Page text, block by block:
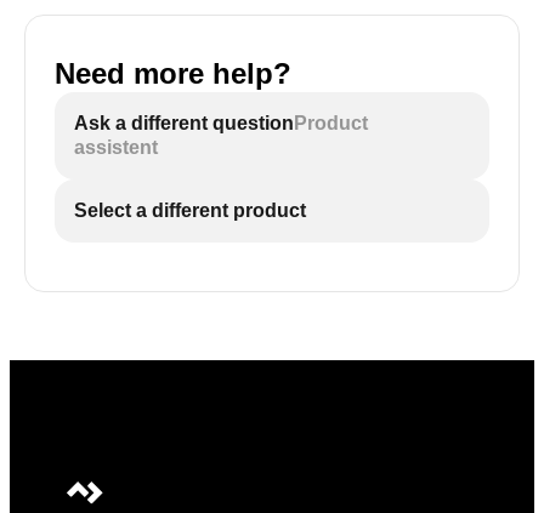
Need more help?
Ask a different question Product
assistent
Select a different product